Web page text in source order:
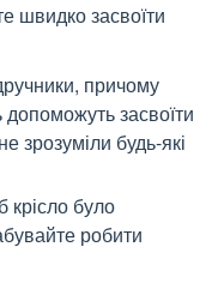
швидко засвоїти
причому
допоможуть засвоїти
зрозуміли будь-які
крісло було
робити